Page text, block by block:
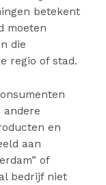
betekent
moeten
die
regio of stad.
andere
en
aan
of
bedrijf niet